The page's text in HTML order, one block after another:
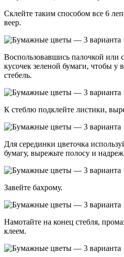
Склейте таким способом все 6
веер.
Воспользовавшись палочкой или
кусочек зеленой бумаги, чтобы у
стебель.
К стеблю подклейте листики,
Для серединки цветочка
бумагу, вырежьте полосу и
Завейте бахрому.
Намотайте на конец стебля,
клеем.